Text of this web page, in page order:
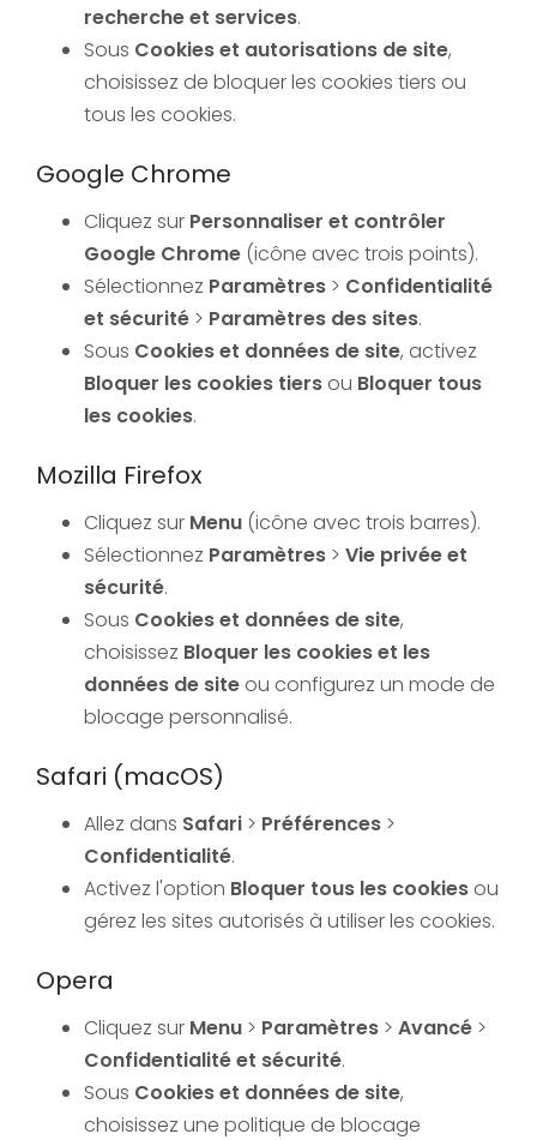
recherche et services.
Sous Cookies et autorisations de site,
choisissez de bloquer les cookies tiers ou
tous les cookies.
Google Chrome
Cliquez sur Personnaliser et contrôler
Google Chrome (icône avec trois points).
Sélectionnez Paramètres > Confidentialité
et sécurité > Paramètres des sites.
Sous Cookies et données de site, activez
Bloquer les cookies tiers ou Bloquer tous
les cookies.
Mozilla Firefox
Cliquez sur Menu (icône avec trois barres).
Sélectionnez Paramètres > Vie privée et
sécurité.
Sous Cookies et données de site,
choisissez Bloquer les cookies et les
données de site ou configurez un mode de
blocage personnalisé.
Safari (macOS)
Allez dans Safari > Préférences >
Confidentialité.
Activez l'option Bloquer tous les cookies ou
gérez les sites autorisés à utiliser les cookies.
Opera
Cliquez sur Menu > Paramètres > Avancé >
Confidentialité et sécurité.
Sous Cookies et données de site,
choisissez une politique de blocage